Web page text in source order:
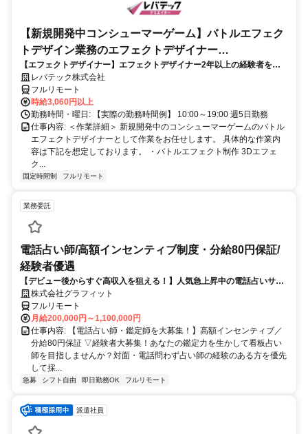
【新規開発中コンシューマーゲーム】バトルエフェク
トデザイン業務のエフェクトデザイナー
_LTCR187574_CP_CRG
【エフェクトデザイナー】エフェクトデザイナー2年以上の経験者を歓
迎！キャリアアップを目指したい方も大歓迎♪
レバテック株式会社
フルリモート
時給3,060円以上
勤務時間・曜日: 【実際の勤務時間例】 10:00～19:00 週5日勤務
仕事内容: ＜作業詳細＞ 新規開発中のコンシューマーゲームのバトル
エフェクトデザイナーとして作業をお任せします。 具体的な作業内
容は下記を想定しております。 ・バトルエフェクト制作 3Dエフェ
ク...
固定時間制 フルリモート
業務委託
電話占い師/高額インセンティブ制度・分給80円保証/
経験者優遇
【デビュー後からすぐ高収入を狙える！】人気急上昇中の電話占いサイ
トで占いのお仕事
株式会社グラフィット
フルリモート
月給200,000円～1,100,000円
仕事内容: 【電話占い師・鑑定師を大募集！】高額インセンティブ／
分給80円保証 ▽経験者大募集！あなたの鑑定力を生かして看板占い
師を目指しませんか？対面・電話問わず占い師の経験のある方を優先
して採...
急募 シフト自由 即日勤務OK フルリモート
派遣社員